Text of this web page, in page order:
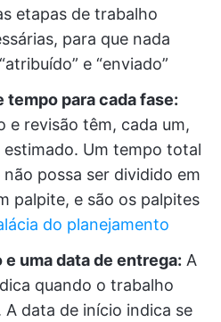
etapas de trabalho
para que nada
e “enviado”
tempo para cada fase:
e revisão têm, cada um,
Um tempo total
possa ser dividido em
palpite, e são os palpites
do planejamento
uma data de entrega: A
quando o trabalho
A data de início indica se